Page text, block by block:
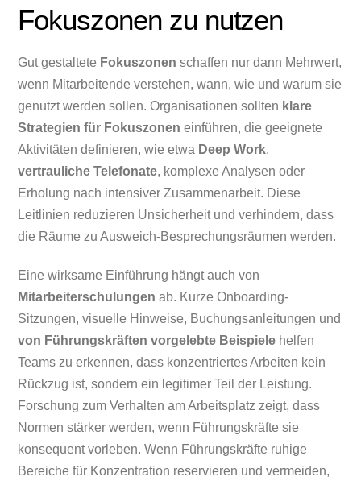
Fokuszonen zu nutzen
Gut gestaltete Fokuszonen schaffen nur dann Mehrwert,
wenn Mitarbeitende verstehen, wann, wie und warum sie
genutzt werden sollen. Organisationen sollten klare
Strategien für Fokuszonen einführen, die geeignete
Aktivitäten definieren, wie etwa Deep Work,
vertrauliche Telefonate, komplexe Analysen oder
Erholung nach intensiver Zusammenarbeit. Diese
Leitlinien reduzieren Unsicherheit und verhindern, dass
die Räume zu Ausweich-Besprechungsräumen werden.
Eine wirksame Einführung hängt auch von
Mitarbeiterschulungen ab. Kurze Onboarding-
Sitzungen, visuelle Hinweise, Buchungsanleitungen und
von Führungskräften vorgelebte Beispiele helfen
Teams zu erkennen, dass konzentriertes Arbeiten kein
Rückzug ist, sondern ein legitimer Teil der Leistung.
Forschung zum Verhalten am Arbeitsplatz zeigt, dass
Normen stärker werden, wenn Führungskräfte sie
konsequent vorleben. Wenn Führungskräfte ruhige
Bereiche für Konzentration reservieren und vermeiden,